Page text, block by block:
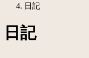
日記
日記